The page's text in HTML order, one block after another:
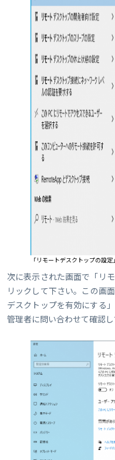
「リモートデスクトップの設定
次に表示された画面で「リ
リックして下さい。この画
デスクトップを有効にする
管理者に問い合わせて確認し